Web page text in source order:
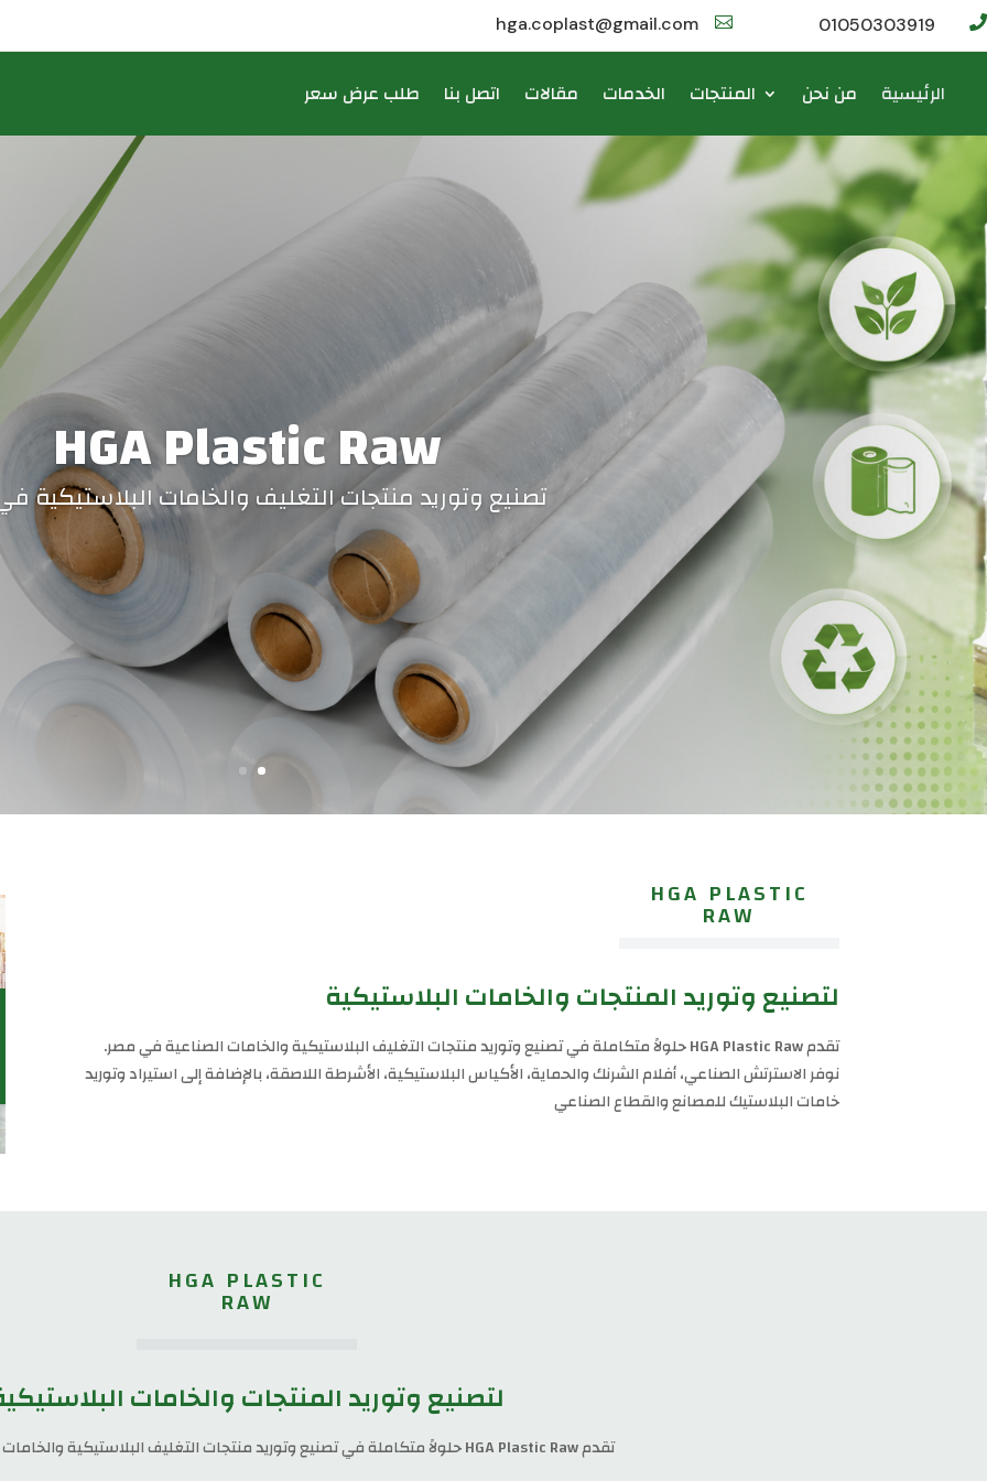

hga.coplast@gmail.com 
01050303919
الرئيسية من نحن المنتجات الخدمات مقالات اتصل بنا طلب عرض سعر
HGA Plastic Raw
تصنيع وتوريد منتجات التغليف والخامات البلاستيكية
HGA PLASTIC
RAW
لتصنيع وتوريد المنتجات والخامات البلاستيكية
تقدم HGA Plastic Raw حلولاً متكاملة في تصنيع وتوريد منتجات التغليف البلاستيكية والخامات الصناعية في مصر.
نوفر الاسترتش الصناعي، أفلام الشرنك والحماية، الأكياس البلاستيكية، الأشرطة اللاصقة، بالإضافة إلى استيراد وتوريد
خامات البلاستيك للمصانع والقطاع الصناعي
HGA PLASTIC
RAW
لتصنيع وتوريد المنتجات والخامات
تقدم HGA Plastic Raw حلولاً متكاملة في تصنيع وتوريد منتجات التغليف البلاستيكية والخامات الصناعية في مصر.